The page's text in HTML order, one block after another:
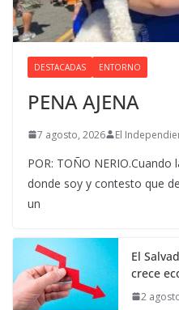
DESTACADAS ENTORNO
PENA AJENA
7 agosto, 2026 El
POR: TOÑO
donde soy y contesto que
un
El
crece
2